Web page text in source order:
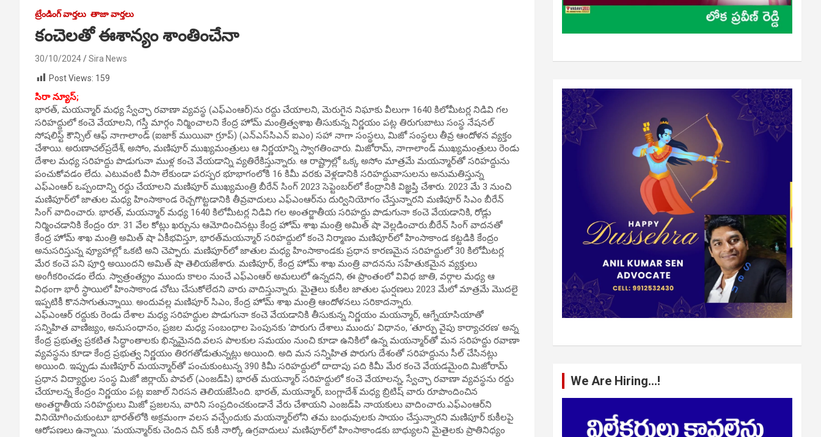
ట్రేండింగ్ వార్తలు తాజా వార్తలు
కంచెలతో ఈశాన్యం శాంతించేనా
30/10/2024
Sira News
Post Views: 159
సిరా న్యూస్;
భారత్, మయన్మార్ మధ్య స్వేచ్ఛా రవాణా వ్యవస్థ (ఎఫ్‌ఎంఆర్)ను రద్దు చేయాలని, మెరుగైన నిఘాకు వీలుగా 1640 కిలోమీటర్ల నిడివి గల
సరిహద్దులో కంచె వేయాలని, గస్తీ మార్గం నిర్మించాలని కేంద్ర హోమ్ మంత్రిత్వశాఖ తీసుకున్న నిర్ణయం పట్ల తిరుగుబాటు సంస్థ నేషనల్
సోషలిస్ట్ కౌన్సిల్ ఆఫ్ నాగాలాండ్ (ఐజాక్ ముయివా గ్రూప్) (ఎన్‌ఎస్‌సిఎన్ ఐఎం) సహా నాగా సంస్థలు, మిజో సంస్థలు తీవ్ర ఆందోళన వ్యక్తం
చేశాయి. అరుణాచల్‌ప్రదేశ్, అసోం, మణిపూర్ ముఖ్యమంత్రులు ఆ నిర్ణయాన్ని స్వాగతించారు. మిజోరామ్, నాగాలాండ్ ముఖ్యమంత్రులు రెండు
దేశాల మధ్య సరిహద్దు పొడుగునా ముళ్ల కంచె వేయడాన్ని వ్యతిరేకిస్తున్నారు. ఆ రాష్ట్రాల్లో ఒక్క అసోం మాత్రమే మయన్మార్‌తో సరిహద్దును
పంచుకోవడం లేదు. ఎటువంటి వీసా లేకుండా పరస్పర భూభాగంలోకి 16 కిమీ వరకు వెళ్లడానికి సరిహద్దువాసులను అనుమతిస్తున్న
ఎఫ్‌ఎంఆర్ ఒప్పందాన్ని రద్దు చేయాలని మణిపూర్ ముఖ్యమంత్రి బీరేన్ సింగ్ 2023 సెప్టెంబర్‌లో కేంద్రానికి విజ్ఞప్తి చేశారు. 2023 మే 3 నుంచి
మణిపూర్‌లో జాతుల మధ్య హింసాకాండ రెచ్చగొట్టడానికి తీవ్రవాదులు ఎఫ్‌ఎంఆర్‌ను దుర్వినియోగం చేస్తున్నారని మణిపూర్ సిఎం బీరేన్
సింగ్ వాదించారు. భారత్, మయన్మార్ మధ్య 1640 కిలోమీటర్ల నిడివి గల అంతర్జాతీయ సరిహద్దు పొడుగునా కంచె వేయడానికి, రోడ్లు
నిర్మించడానికి కేంద్రం రూ. 31 వేల కోట్లు ఖర్చును ఆమోదించినట్లు కేంద్ర హోమ్ శాఖ మంత్రి అమిత్ షా వెల్లడించారు.బీరేన్ సింగ్ వాదనతో
కేంద్ర హోమ్ శాఖ మంత్రి అమిత్ షా ఏకీభవిస్తూ, భారత్‌మయన్మార్ సరిహద్దులో కంచె నిర్మాణం మణిపూర్‌లో హింసాకాండ కట్టడికి కేంద్రం
అనుసరిస్తున్న వ్యూహాల్లో ఒకటి అని చెప్పారు. మణిపూర్‌లో జాతుల మధ్య హింసాకాండకు ప్రధాన కారణమైన సరిహద్దులో 30 కిలోమీటర్ల
మేర కంచె పని పూర్తి అయిందని అమిత్ షా తెలియజేశారు. మణిపూర్, కేంద్ర హోమ్ శాఖ మంత్రి వాదనను సహేతుకమైన వ్యక్తులు
అంగీకరించడం లేదు. స్వాత్రంత్య్రం ముందు కాలం నుంచే ఎఫ్‌ఎంఆర్ అమలులో ఉన్నదని, ఈ ప్రాంతంలో వివిధ జాతి, వర్గాల మధ్య ఆ
విధంగా భారీ స్థాయిలో హింసాకాండ చోటు చేసుకోలేదని వారు వాదిస్తున్నారు. మైతైలు కుకీల జాతుల ఘర్షణలు 2023 మేలో మాత్రమే మొదలై
ఇప్పటికీ కొనసాగుతున్నాయి. అందువల్ల మణిపూర్ సిఎం, కేంద్ర హోమ్ శాఖ మంత్రి ఆందోళనలు సరికాదన్నారు.
ఎఫ్‌ఎంఆర్ రద్దుకు రెండు దేశాల మధ్య సరిహద్దుల పొడుగునా కంచె వేయడానికి తీసుకున్న నిర్ణయం మయన్మార్, ఆగ్నేయాసియాతో
సన్నిహిత వాణిజ్యం, అనుసంధానం, ప్రజల మధ్య సంబంధాల పెంపునకు ‘పొరుగు దేశాలు ముందు’ విధానం, ‘తూర్పు వైపు కార్యాచరణ’ అన్న
కేంద్ర ప్రభుత్వ ప్రకటిత సిద్ధాంతాలకు భిన్నమైనది.వలస పాలకుల సమయం నుంచి కూడా ఉనికిలో ఉన్న మయన్మార్‌తో మన సరిహద్దు రవాణా
వ్యవస్థను కూడా కేంద్ర ప్రభుత్వ నిర్ణయం తిరగతోడుతున్నట్లు అయింది. అది మన సన్నిహిత పొరుగు దేశంతో సరిహద్దును సీల్ చేసినట్లు
అయింది. ఇప్పుడు మణిపూర్ మయన్మార్‌తో పంచుకుంటున్న 390 కిమీ సరిహద్దులో దాదాపు పది కిమీ మేర కంచె వేయడమైంది.మిజోరామ్
ప్రధాన విద్యార్థుల సంస్థ మిజో జిర్లాయ్ పావల్ (ఎంజడ్‌పి) భారత్ మయన్మార్ సరిహద్దులో కంచె వేయాలన్న, స్వేచ్ఛా రవాణా వ్యవస్థను రద్దు
చేయాలన్న కేంద్రం నిర్ణయం పట్ల ఐజాల్ నిరసన తెలియజేసింది. భారత్, మయన్మార్, బంగ్లాదేశ్ మధ్య బ్రిటిష్ వారు రూపొందించిన
అంతర్జాతీయ సరిహద్దులు మిజో ప్రజలను, వారిని సంప్రదించకుండానే వేరు చేశాయని ఎంజడ్‌పి నాయకులు వాదించారు.ఎఫ్‌ఎంఆర్‌ని
వినియోగించుకుంటూ భారత్‌లోకి అక్రమంగా వలస వచ్చేందుకు మయన్మార్‌లోని తమ బంధువులకు సాయం చేస్తున్నారని మణిపూర్ కుకీలపై
ఆరోపణలు ఉన్నాయి. ‘మయన్మార్‌కు చెందిన చిన్ కుకీ నార్కో ఉగ్రవాదులు’ మణిపూర్‌లో హింసాకాండకు బాధ్యులని మైతైలకు ప్రాతినిధ్యం
We Are Hiring…!